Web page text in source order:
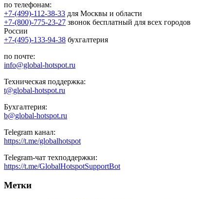
по телефонам:
+7-(499)-112-38-33 для Москвы и области
+7-(800)-775-23-27 звонок бесплатный для всех городов
России
+7-(495)-133-94-38 бухгалтерия
по почте:
info@global-hotspot.ru
Техническая поддержка:
t@global-hotspot.ru
Бухгалтерия:
b@global-hotspot.ru
Telegram канал:
https://t.me/globalhotspot
Telegram-чат техподдержки:
https://t.me/GlobalHotspotSupportBot
Метки